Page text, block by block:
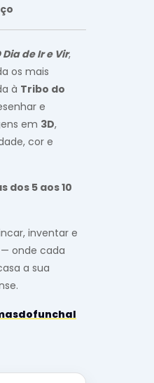
Dia de Ir e Vir,
os mais
à Tribo do
e
em 3D,
cor e
dos 5 aos 10
inventar e
onde cada
a sua